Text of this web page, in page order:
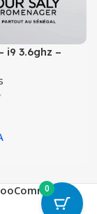
i9 3.6ghz –
0